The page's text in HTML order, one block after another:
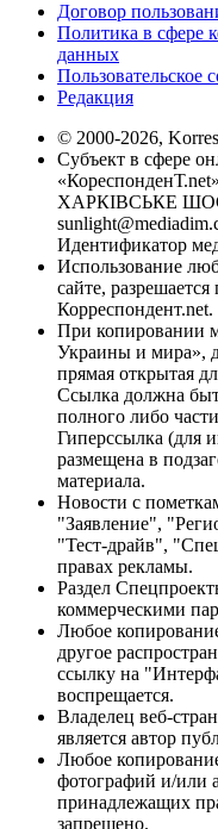
Договор
Политика в сфере
данных
Пользовательское
Редакция
© 2000-2026,
Субъект в сфере
ХАРКІВСЬКЕ
Идентификатор
Использование
сайте,
Корреспондент.net.
При копировании
Украины и мира»,
прямая открытая
Ссылка должна
полного либо
Гиперссылка (для
размещена в
материала.
Новости с
"Заявление",
"Тест-драйв",
правах рекламы.
Раздел
коммерческими
Любое
другое
ссылку на
воспрещается.
Владелец веб-
является автор
Любое
фотографий и/или
принадлежащих
запрещено.